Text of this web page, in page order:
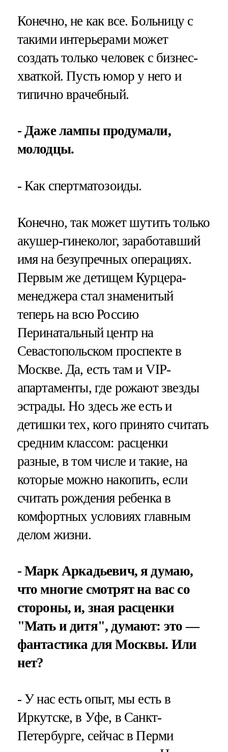
Конечно, не как все. Больницу с
такими интерьерами может
создать только человек с бизнес-
хваткой. Пусть юмор у него и
типично врачебный.
- Даже лампы продумали,
молодцы.
- Как спертматозоиды.
Конечно, так может шутить только
акушер-гинеколог, заработавший
имя на безупречных операциях.
Первым же детищем Курцера-
менеджера стал знаменитый
теперь на всю Россию
Перинатальный центр на
Севастопольском проспекте в
Москве. Да, есть там и VIP-
апартаменты, где рожают звезды
эстрады. Но здесь же есть и
детишки тех, кого принято считать
средним классом: расценки
разные, в том числе и такие, на
которые можно накопить, если
считать рождения ребенка в
комфортных условиях главным
делом жизни.
- Марк Аркадьевич, я думаю,
что многие смотрят на вас со
стороны, и, зная расценки
"Мать и дитя", думают: это —
фантастика для Москвы. Или
нет?
- У нас есть опыт, мы есть в
Иркутске, в Уфе, в Санкт-
Петербурге, сейчас в Перми